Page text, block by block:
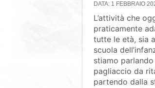
DATA: 1 FEBBRAIO
L’attività che
praticamente
tutte le età, sia
scuola
stiamo
pagliaccio da
partendo dalla